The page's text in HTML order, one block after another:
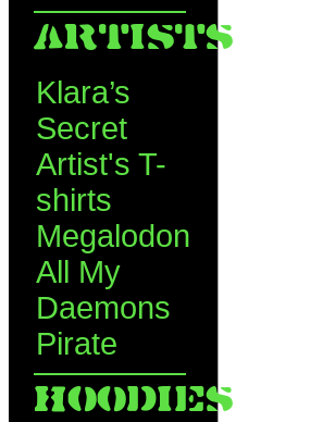
ARTISTS
Klara’s
Secret
Artist's T-
shirts
Megalodon
All My
Daemons
Pirate
HOODIES